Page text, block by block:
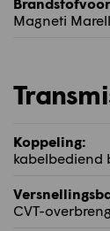
Magneti
Koppeling:
kabelbediend
CVT-